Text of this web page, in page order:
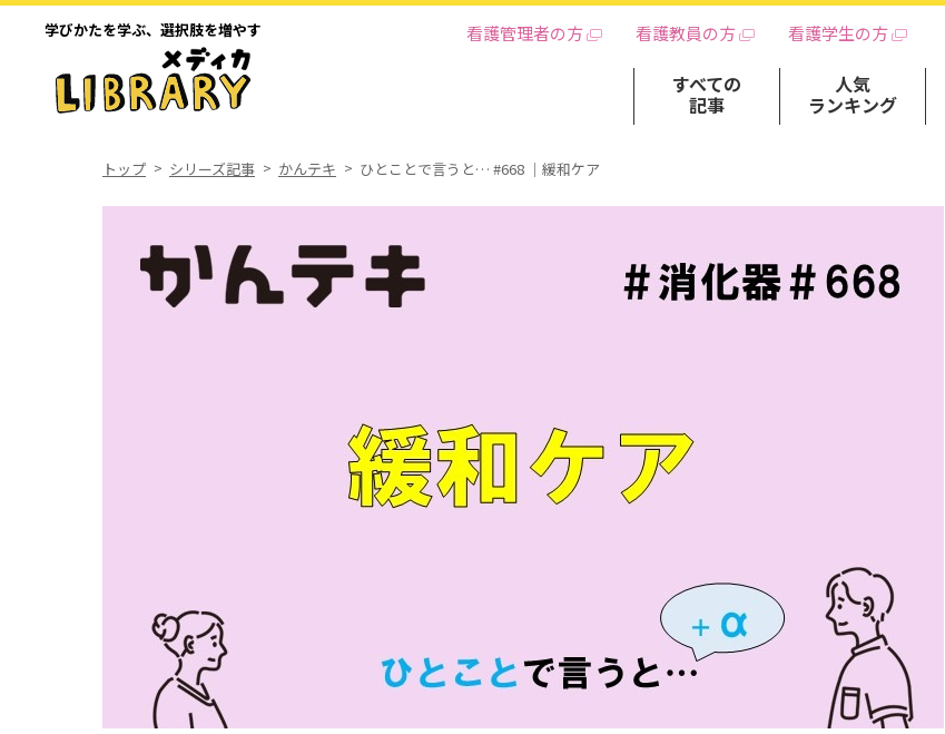
学びかたを学ぶ、 選択肢を増やす 看護管理者の方 看護教員の方 看護学生の方
すべての
記事
人気
ランキング
トップ シリーズ記事 かんテキ ひとことで言うと… #668 ｜緩和ケア